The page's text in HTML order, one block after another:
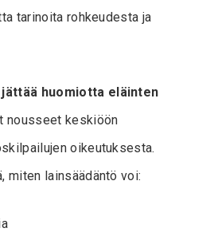
tarinoita rohkeudesta ja
jättää huomiotta eläinten
nousseet keskiöön
oikeutuksesta.
miten lainsäädäntö voi: